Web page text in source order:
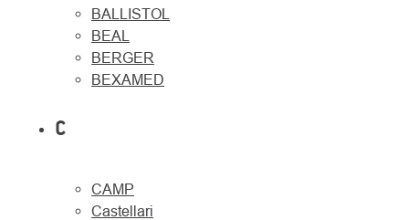
BALLISTOL
BEAL
BERGER
BEXAMED
C
CAMP
Castellari